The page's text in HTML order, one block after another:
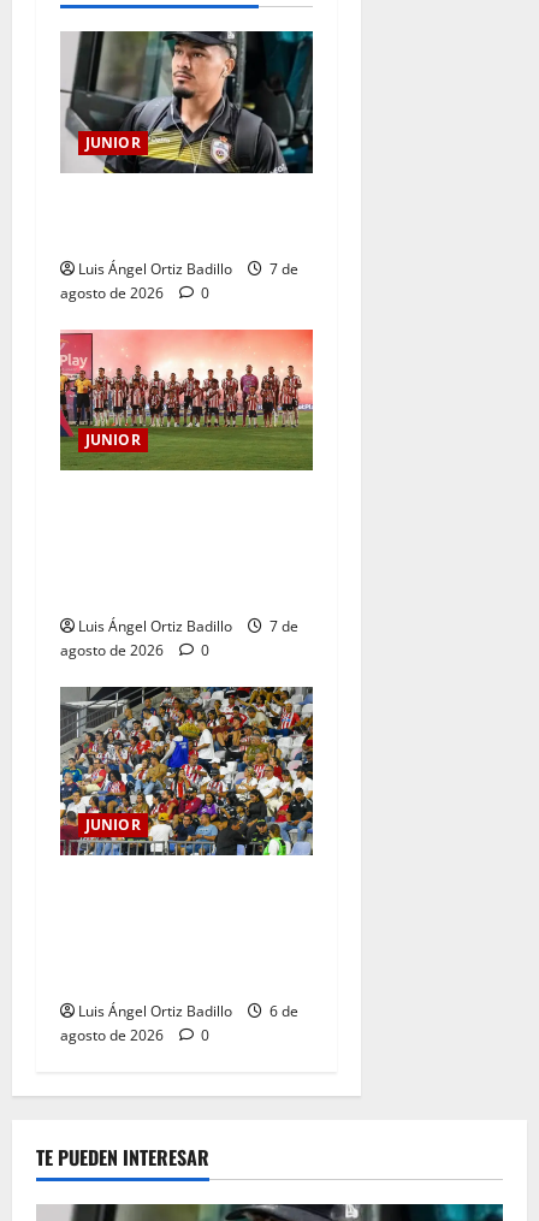
JUNIOR
Luis Ángel Ortiz Badillo
7 de
agosto de 2026
0
JUNIOR
Luis Ángel Ortiz Badillo
7 de
agosto de 2026
0
JUNIOR
Luis Ángel Ortiz Badillo
6 de
agosto de 2026
0
TE PUEDEN INTERESAR